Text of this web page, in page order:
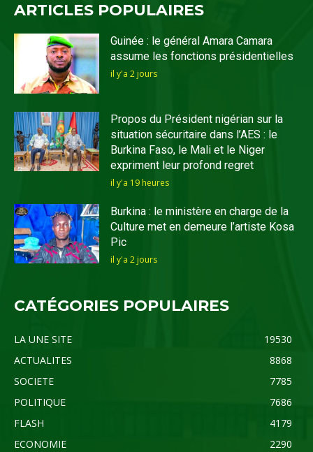
ARTICLES POPULAIRES
Guinée : le général Amara Camara
assume les fonctions présidentielles
il y'a 2 jours
Propos du Président nigérian sur la
situation sécuritaire dans l’AES : le
Burkina Faso, le Mali et le Niger
expriment leur profond regret
il y'a 19 heures
Burkina : le ministère en charge de la
Culture met en demeure l’artiste Kosa
Pic
il y'a 2 jours
CATÉGORIES POPULAIRES
LA UNE SITE
19530
ACTUALITES
8868
SOCIETE
7785
POLITIQUE
7686
FLASH
4179
ECONOMIE
2290